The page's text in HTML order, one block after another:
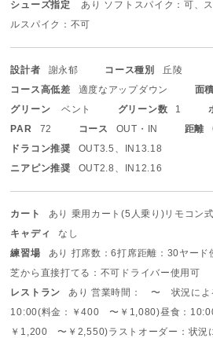
シューズ指定
あり ソフトスパイク：可、
ルスパイク：不可
設計者 謝永郁 コース種別
丘陵
コース高低差
適度なアップダウン 面積
グリーン
ベント グリーン数 1
PAR
72 コース OUT・IN 距離
ドラコン推奨
OUT3.5、IN13.18
ニアピン推奨
OUT2.8、IN12.16
カート あり 乗用カート(5人乗り) リモコン式
キャディ
なし
練習場
あり 打席数：6打席距離：30ヤード
芝から直接打てる：不可 ドライバー使用可
レストラン
あり 営業時間： 〜 状況によ
10:00(料金：￥400 〜￥1,080)昼食：
￥1,200 〜￥2,550)ラストオーダー：状況